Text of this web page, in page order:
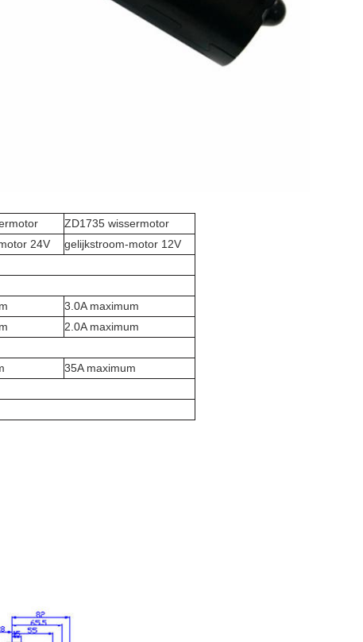
ZD1735 wissermotor
24V
gelijkstroom-motor 12V
3.0A maximum
2.0A maximum
35A maximum